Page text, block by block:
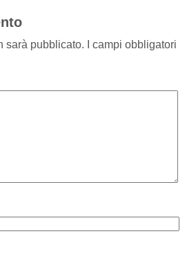
sarà pubblicato. I campi obbligatori